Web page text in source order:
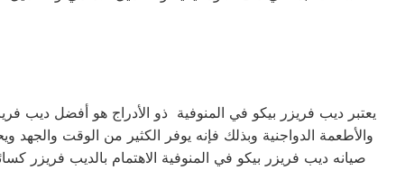
يعتبر ديب فريزر بيكو في المنوفية ذو الأدراج هو أفضل ديب
والأطعمة الدواجنية وبذلك فإنه يوفر الكثير من الوقت
صيانه ديب فريزر بيكو في المنوفية الاهتمام بالديب فريزر